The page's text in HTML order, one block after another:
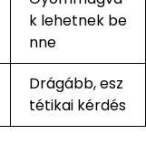
k lehetnek be
nne
Drágább, esz
tétikai kérdés